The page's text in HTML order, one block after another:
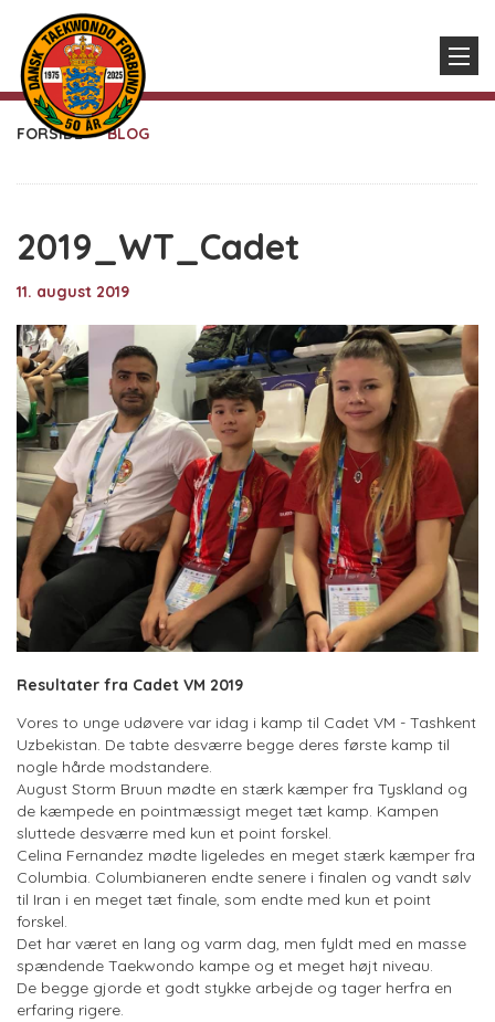
FORSIDE BLOG
2019_WT_Cadet
11. august 2019
Resultater fra Cadet VM 2019
Vores to unge udøvere var idag i kamp til Cadet VM - Tashkent
Uzbekistan. De tabte desværre begge deres første kamp til
nogle hårde modstandere.
August Storm Bruun mødte en stærk kæmper fra Tyskland og
de kæmpede en pointmæssigt meget tæt kamp. Kampen
sluttede desværre med kun et point forskel.
Celina Fernandez mødte ligeledes en meget stærk kæmper fra
Columbia. Columbianeren endte senere i finalen og vandt sølv
til Iran i en meget tæt finale, som endte med kun et point
forskel.
Det har været en lang og varm dag, men fyldt med en masse
spændende Taekwondo kampe og et meget højt niveau.
De begge gjorde et godt stykke arbejde og tager herfra en
erfaring rigere.